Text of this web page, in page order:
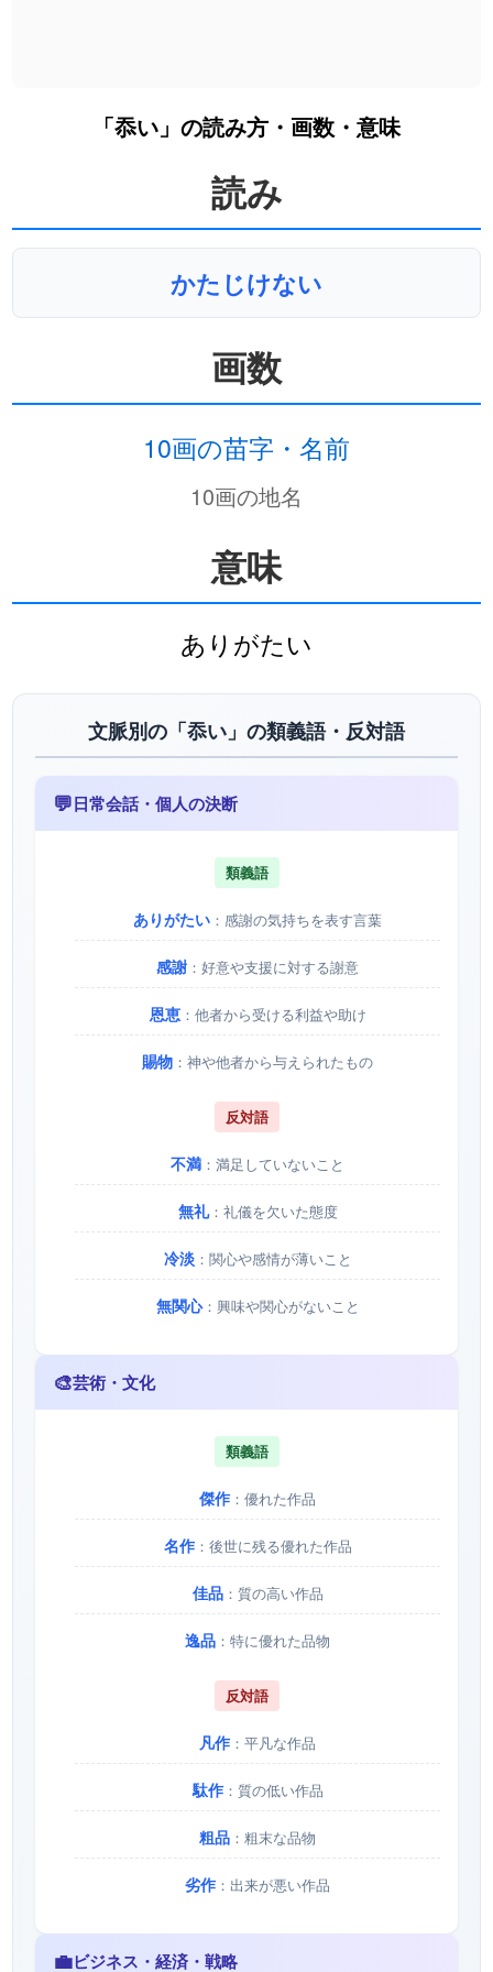
「忝い」の読み方・画数・意味
読み
かたじけない
画数
10画の苗字・名前
10画の地名
意味
ありがたい
文脈別の「忝い」の類義語・反対語
💬日常会話・個人の決断
類義語
ありがたい ：感謝の気持ちを表す言葉
感謝 ：好意や支援に対する謝意
恩恵：他者から受ける利益や助け
賜物 ：神や他者から与えられたもの
反対語
不満 ：満足していないこと
無礼：礼儀を欠いた態度
冷淡：関心や感情が薄いこと
無関心：興味や関心がないこと
🎨芸術・文化
類義語
傑作 ：優れた作品
名作：後世に残る優れた作品
佳品：質の高い作品
逸品 ：特に優れた品物
反対語
凡作 ：平凡な作品
駄作：質の低い作品
粗品 ：粗末な品物
劣作 ：出来が悪い作品
💼ビジネス・経済・戦略